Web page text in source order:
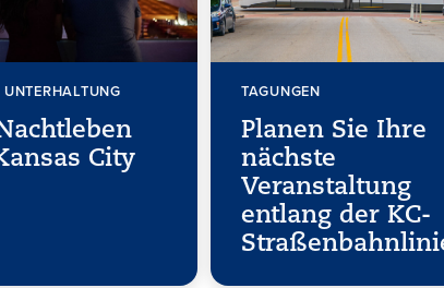
City
TAGUNGEN
Planen Sie Ihre
nächste
Veranstaltung
entlang der KC-